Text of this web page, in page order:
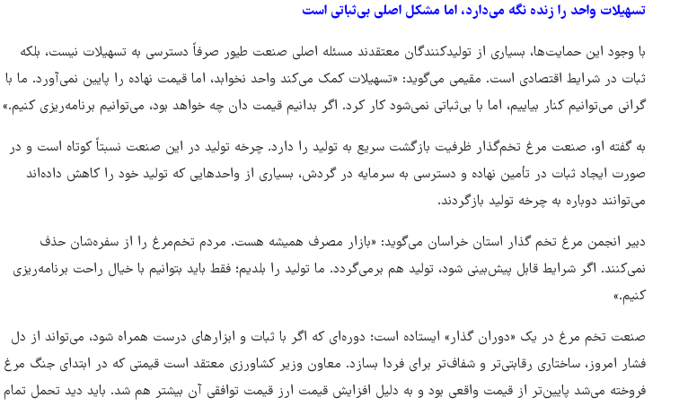
تسهیلات واحد را زنده نگه می‌دارد، اما مشکل اصلی بی‌ثباتی است
با وجود این حمایت‌ها، بسیاری از تولیدکنندگان معتقدند مسئله اصلی صنعت طیور صرفاً دسترسی به تسهیلات نیست، بلکه
ثبات در شرایط اقتصادی است. مقیمی می‌گوید: «تسهیلات کمک می‌کند واحد نخوابد، اما قیمت نهاده را پایین نمی‌آورد. ما با
گرانی می‌توانیم کنار بیاییم، اما با بی‌ثباتی نمی‌شود کار کرد. اگر بدانیم قیمت دان چه خواهد بود، می‌توانیم برنامه‌ریزی کنیم.»
به گفته او، صنعت مرغ تخم‌گذار ظرفیت بازگشت سریع به تولید را دارد. چرخه تولید در این صنعت نسبتاً کوتاه است و در
صورت ایجاد ثبات در تأمین نهاده و دسترسی به سرمایه در گردش، بسیاری از واحدهایی که تولید خود را کاهش داده‌اند
می‌توانند دوباره به چرخه تولید بازگردند.
دبیر انجمن مرغ تخم گذار استان خراسان می‌گوید: «بازار مصرف همیشه هست. مردم تخم‌مرغ را از سفره‌شان حذف
نمی‌کنند. اگر شرایط قابل پیش‌بینی شود، تولید هم برمی‌گردد. ما تولید را بلدیم؛ فقط باید بتوانیم با خیال راحت برنامه‌ریزی
کنیم.»
صنعت تخم مرغ در یک «دوران گذار» ایستاده است؛ دوره‌ای که اگر با ثبات و ابزارهای درست همراه شود، می‌تواند از دل
فشار امروز، ساختاری رقابتی‌تر و شفاف‌تر برای فردا بسازد. معاون وزیر کشاورزی معتقد است قیمتی که در ابتدای جنگ مرغ
فروخته می‌شد پایین‌تر از قیمت واقعی بود و به دلیل افزایش قیمت ارز قیمت توافقی آن بیشتر هم شد. باید دید تحمل تمام